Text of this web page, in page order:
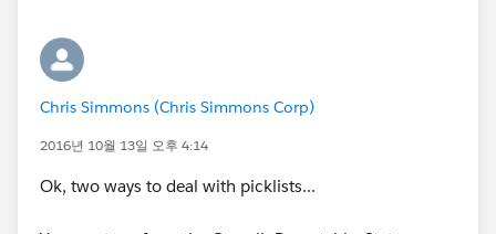
Chris Simmons (Chris Simmons Corp)
2016년 10월 13일 오후 4:14
Ok, two ways to deal with picklists...